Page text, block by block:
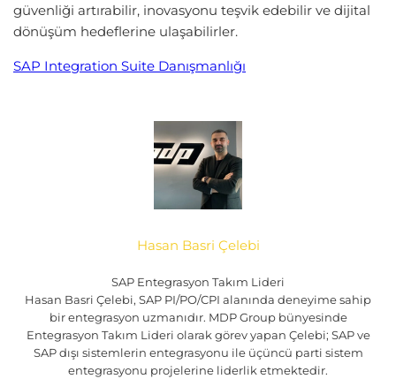
güvenliği artırabilir, inovasyonu teşvik edebilir ve dijital
dönüşüm hedeflerine ulaşabilirler.
SAP Integration Suite Danışmanlığı
Hasan Basri Çelebi
SAP Entegrasyon Takım Lideri
Hasan Basri Çelebi, SAP PI/PO/CPI alanında deneyime sahip
bir entegrasyon uzmanıdır. MDP Group bünyesinde
Entegrasyon Takım Lideri olarak görev yapan Çelebi; SAP ve
SAP dışı sistemlerin entegrasyonu ile üçüncü parti sistem
entegrasyonu projelerine liderlik etmektedir.